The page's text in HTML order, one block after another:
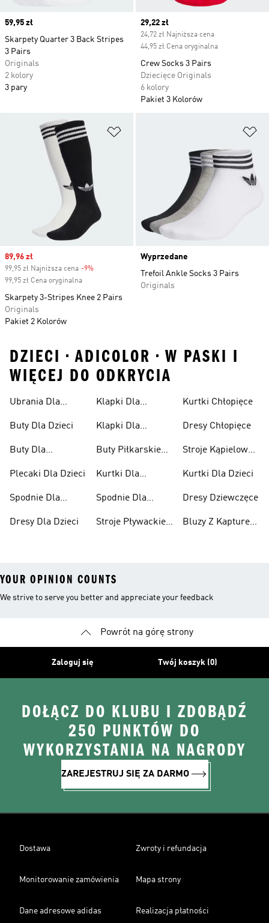
Price
59,95 zł
Skarpety Quarter 3 Back Stripes
3 Pairs
Originals
2 kolory
3 pary
Current price
29,22 zł
24,72 zł Najniższa cena
44,95 zł Cena oryginalna
Crew Socks 3 Pairs
Dziecięce Originals
6 kolory
Pakiet 3 Kolorów
Sale price
89,96 zł
99,95 zł Najniższa cena -9%
99,95 zł Cena oryginalna
Skarpety 3-Stripes Knee 2 Pairs
Originals
Pakiet 2 Kolorów
Wyprzedane
Trefoil Ankle Socks 3 Pairs
Originals
DZIECI • ADICOLOR • W PASKI I
WIĘCEJ DO ODKRYCIA
Ubrania Dla
Buty Dla Dzieci
Buty Dla
Plecaki Dla Dzieci
Spodnie Dla
Dresy Dla Dzieci
Klapki Dla
Klapki Dla
Buty Piłkarskie
Kurtki Dla
Spodnie Dla
Stroje Pływackie
Kurtki Chłopięce
Dresy Chłopięce
Stroje Kąpielowe
Kurtki Dla Dzieci
Dresy Dziewczęce
Bluzy Z Kapturem
YOUR OPINION COUNTS
We strive to serve you better and appreciate your feedback
Powrót na górę strony
Zaloguj się Twój koszyk (0)
DOŁĄCZ DO KLUBU I ZDOBĄDŹ
250 PUNKTÓW DO
WYKORZYSTANIA NA NAGRODY
ZAREJESTRUJ SIĘ ZA DARMO
Dostawa Zwroty i refundacja
Monitorowanie zamówienia Mapa strony
Dane adresowe adidas Realizacja płatności